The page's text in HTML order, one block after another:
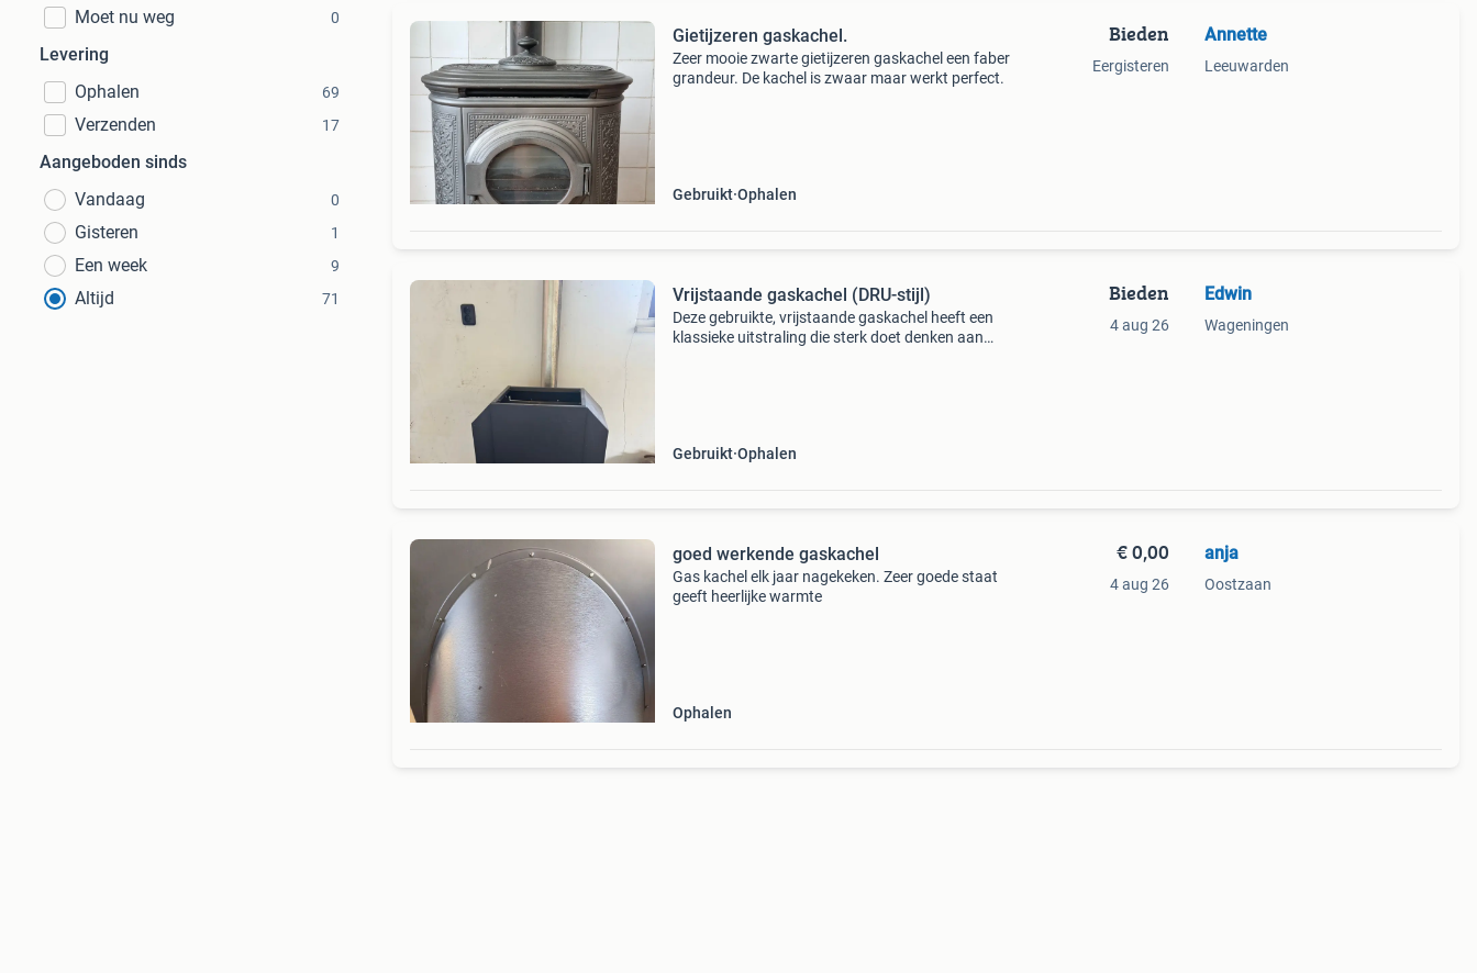
Moet nu weg
0
Levering
Ophalen
69
Verzenden 17
Aangeboden sinds
Vandaag
0
Gisteren 1
Een week 9
Altijd 71
Gietijzeren gaskachel.
Zeer mooie zwarte gietijzeren gaskachel een faber
grandeur. De kachel is zwaar maar werkt perfect.
Gebruikt Ophalen
Bieden
Eergisteren
Annette
Leeuwarden
Vrijstaande gaskachel (DRU-stijl)
Deze gebruikte, vrijstaande gaskachel heeft een
klassieke uitstraling die sterk doet denken aan
Gebruikt Ophalen
Bieden
4 aug 26
Edwin
Wageningen
goed werkende gaskachel
Gas kachel elk jaar nagekeken. Zeer goede staat
geeft heerlijke warmte
Ophalen
€ 0,00
4 aug 26
anja
Oostzaan